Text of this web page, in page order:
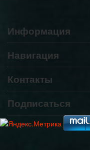
Информация
Навигация
Контакты
Подписаться